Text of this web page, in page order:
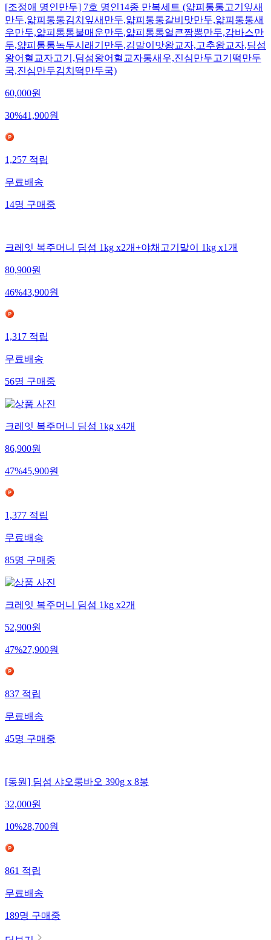
[조정애 명인만두] 7호 명인14종 만복세트 (얇피통통고기잎새
만두,얇피통통김치잎새만두,얇피통통갈비맛만두,얇피통통새
우만두,얇피통통불매운만두,얇피통통얼큰짬뽕만두,감바스만
두,얇피통통녹두시래기만두,김말이맛왕교자,고추왕교자,딤섬
왕어혈교자고기,딤섬왕어혈교자통새우,진심만두고기떡만두
국,진심만두김치떡만두국)
60,000원
30%41,900원
1,257적립
무료배송
14명구매중
크레잇 복주머니 딤섬 1kg x2개+야채고기말이 1kg x1개
80,900원
46%43,900원
1,317적립
무료배송
56명구매중
크레잇 복주머니 딤섬 1kg x4개
86,900원
47%45,900원
1,377적립
무료배송
85명구매중
크레잇 복주머니 딤섬 1kg x2개
52,900원
47%27,900원
837적립
무료배송
45명구매중